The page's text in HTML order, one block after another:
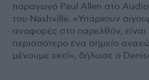
παραγωγό Paul Allen στο
του Nashville. «Υπάρχουν
αναφορές στο παρελθόν,
περισσότερο ένα σημείο
μένουμε εκεί», δήλωσε ο